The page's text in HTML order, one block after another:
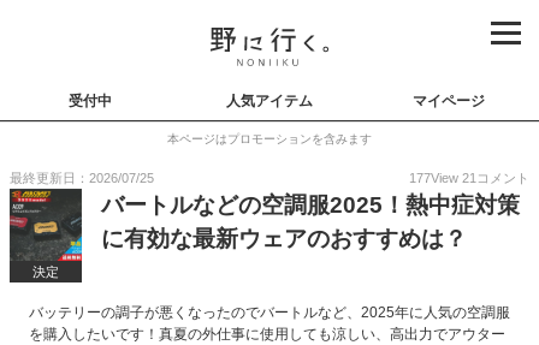
受付中 人気アイテム マイページ
本ページはプロモーションを含みます
最終更新日：2026/07/25 177View 21 コメント
決定
バートルなどの空調服2025！熱中症対策
に有効な最新ウェアのおすすめは？
バッテリーの調子が悪くなったのでバートルなど、2025年に人気の空調服
を購入したいです！真夏の外仕事に使用しても涼しい、高出力でアウター